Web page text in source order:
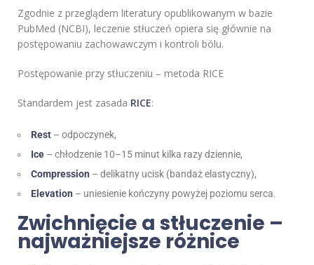
Zgodnie z przeglądem literatury opublikowanym w bazie
PubMed (NCBI), leczenie stłuczeń opiera się głównie na
postępowaniu zachowawczym i kontroli bólu.
Postępowanie przy stłuczeniu – metoda RICE
Standardem jest zasada RICE:
Rest – odpoczynek,
Ice – chłodzenie 10–15 minut kilka razy dziennie,
Compression – delikatny ucisk (bandaż elastyczny),
Elevation – uniesienie kończyny powyżej poziomu serca.
Zwichnięcie a stłuczenie –
najważniejsze różnice